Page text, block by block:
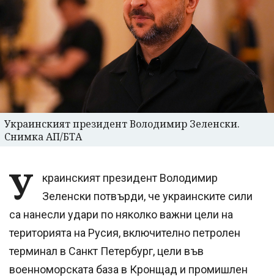
Украинският президент Володимир Зеленски.
Снимка АП/БТА
У
краинският президент Володимир
Зеленски потвърди, че украинските сили
са нанесли удари по няколко важни цели на
територията на Русия, включително петролен
терминал в Санкт Петербург, цели във
военноморската база в Кронщад и промишлен